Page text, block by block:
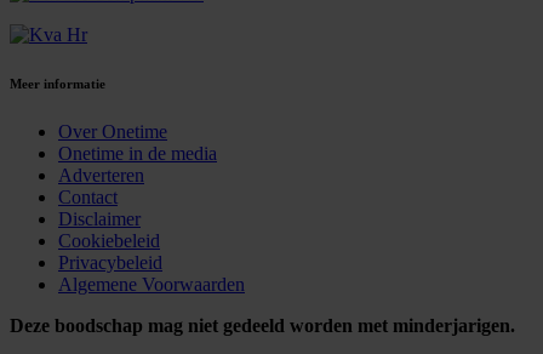
Meer informatie
Over Onetime
Onetime in de media
Adverteren
Contact
Disclaimer
Cookiebeleid
Privacybeleid
Algemene Voorwaarden
Deze boodschap mag niet gedeeld worden met minderjarigen.